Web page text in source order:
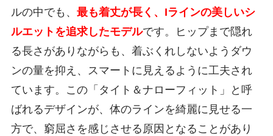
ルの中でも、 最も着丈が長く、Iラインの美しいシ
ルエットを追求したモデルです。ヒップまで隠れ
る長さがありながらも、着ぶくれしないようダウ
ンの量を抑え、スマートに見えるように工夫され
ています。この「タイト＆ナローフィット」と呼
ばれるデザインが、体のラインを綺麗に見せる一
方で、窮屈さを感じさせる原因となることがあり